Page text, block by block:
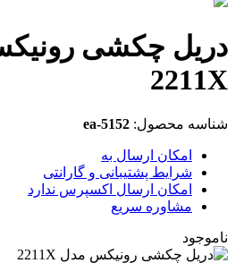
دریل چکشی
2211X
شناسه محصول: ea-5152
امکان ارسال به
شرایط پشتیبانی و گارانتی
امکان ارسال اکسپرس ندارد
مشاوره سریع
ناموجود